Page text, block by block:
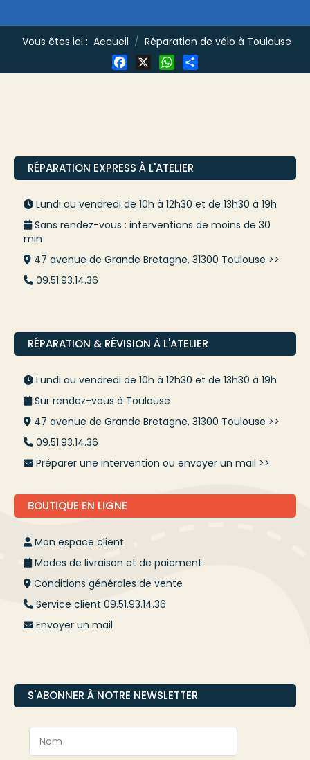
Vous êtes ici : Accueil Réparation de vélo à Toulouse
Facebook
X WhatsApp
Share
RÉPARATION EXPRESS À L'ATELIER
Lundi au vendredi de 10h à 12h30 et de 13h30 à 19h
Sans rendez-vous : interventions de moins de 30
min
47 avenue de Grande Bretagne, 31300 Toulouse >>
09.51.93.14.36
RÉPARATION & RÉVISION À L'ATELIER
Lundi au vendredi de 10h à 12h30 et de 13h30 à 19h
Sur rendez-vous à Toulouse
47 avenue de Grande Bretagne, 31300 Toulouse >>
09.51.93.14.36
Préparer une intervention ou envoyer un mail >>
BOUTIQUE EN LIGNE
Mon espace client
Modes de livraison et de paiement
Conditions générales de vente
Service client 09.51.93.14.36
Envoyer un mail
S'ABONNER À NOTRE NEWSLETTER